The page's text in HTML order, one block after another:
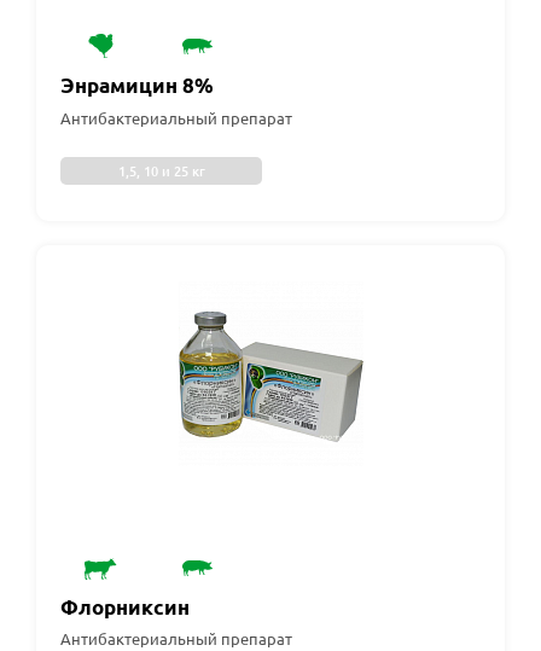
Энрамицин 8%
Антибактериальный препарат
1,5, 10 и 25 кг
Флорниксин
Антибактериальный препарат